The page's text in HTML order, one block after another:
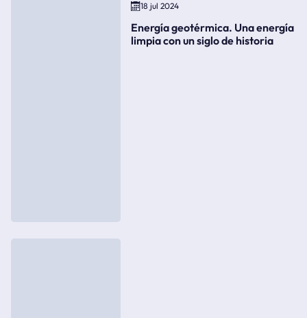
18 jul 2024
Energía geotérmica. Una energía
limpia con un siglo de historia